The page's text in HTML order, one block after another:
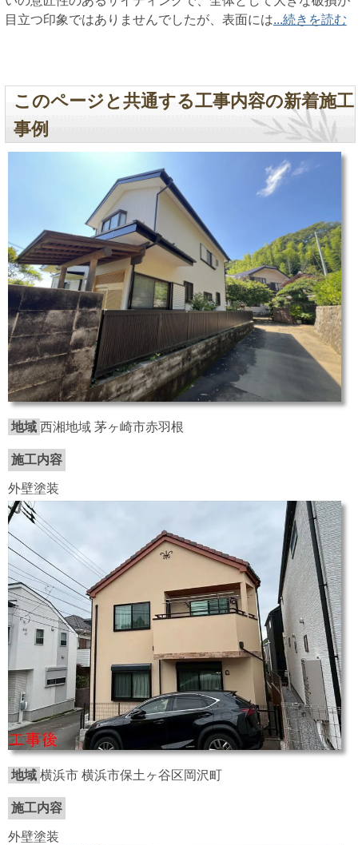
目立つ印象ではありませんでしたが、表面には...続きを読む
このページと共通する工事内容の新着施工
事例
地域 西湘地域 茅ヶ崎市赤羽根
施工内容
外壁塗装
地域 横浜市 横浜市保土ヶ谷区岡沢町
施工内容
外壁塗装